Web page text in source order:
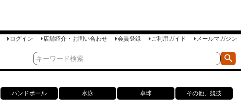
ログイン 店舗紹介・お問い合わせ 会員登録 ご利用ガイド メールマガジン
ハンドボール 水泳 卓球
その他、競技